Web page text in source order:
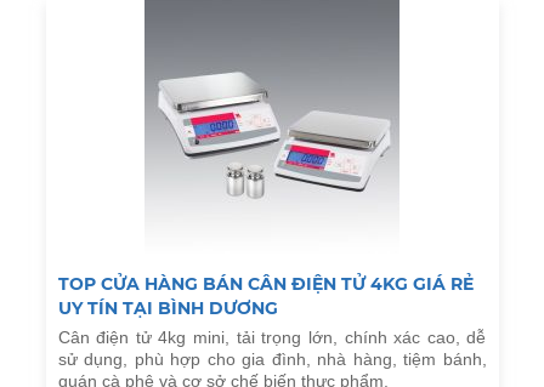
TOP CỬA HÀNG BÁN CÂN ĐIỆN TỬ 4KG GIÁ RẺ
UY TÍN TẠI BÌNH DƯƠNG
Cân điện tử 4kg mini, tải trọng lớn, chính xác cao, dễ
sử dụng, phù hợp cho gia đình, nhà hàng, tiệm bánh,
quán cà phê và cơ sở chế biến thực phẩm.